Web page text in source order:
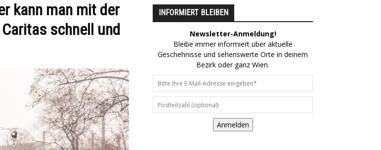
kann man mit der
schnell und
INFORMIERT BLEIBEN
Newsletter-Anmeldung!
Bleibe immer informiert über aktuelle
Geschehnisse und sehenswerte Orte in deinem
Bezirk oder ganz Wien.
Anmelden